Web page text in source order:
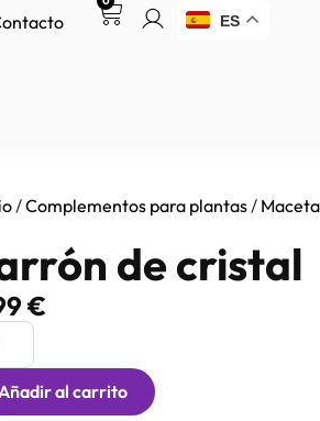
ES
/Complementos para plantas /
de cristal
€
Añadir al carrito